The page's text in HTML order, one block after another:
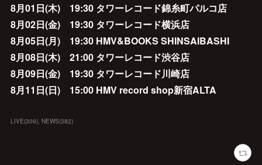
8月01日(木) 19:30 タワーレコード錦糸町パルコ店
8月02日(金) 19:30 タワーレコード横浜店
8月05日(月) 19:30 HMV&BOOKS SHINSAIBASHI
8月08日(木) 21:00 タワーレコード渋谷店
8月09日(金) 19:30 タワーレコード川崎店
8月11日(日) 15:00 HMV record shop新宿ALTA
LIVE(309) NEWS(382)